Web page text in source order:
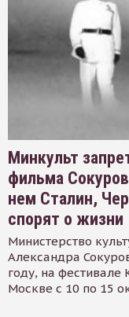
Минкульт
фильма
нем Сталин,
спорят о жизни
Министерство
Александра
году, на
Москве с 10 по 15